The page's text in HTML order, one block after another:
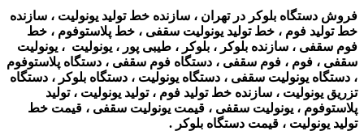
فروش دستگاه بلوکر در تهران ، سازنده خط تولید یونولیت ، سازنده
خط تولید فوم ، خط تولید یونولیت سقفی ، خط پلاستوفوم ، خط
فوم سقفی ، سازنده بلوکر ، بلوکر ، طیبی پور ، یونولیت ، یونولیت
سقفی ، فوم ، فوم سقفی ، دستگاه فوم سقفی ، دستگاه پلاستوفوم
، دستگاه یونولیت سقفی ، دستگاه یونولیت ، دستگاه بلوکر ، دستگاه
تزریق یونولیت ، سازنده خط تولید فوم ، تولید یونولیت ، تولید
پلاستوفوم ، یونولیت سقفی ، قیمت یونولیت سقفی ، قیمت خط
تولید یونولیت ، قیمت دستگاه بلوکر .